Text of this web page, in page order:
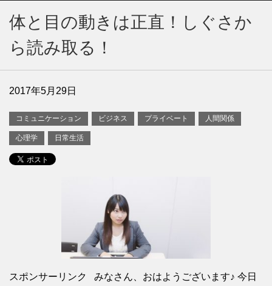
体と目の動きは正直！しぐさか
ら読み取る！
2017年5月29日
コミュニケーション ビジネス プライベート 人間関係
心理学 日常生活
スポンサーリンク みなさん、おはようございます♪ 今日